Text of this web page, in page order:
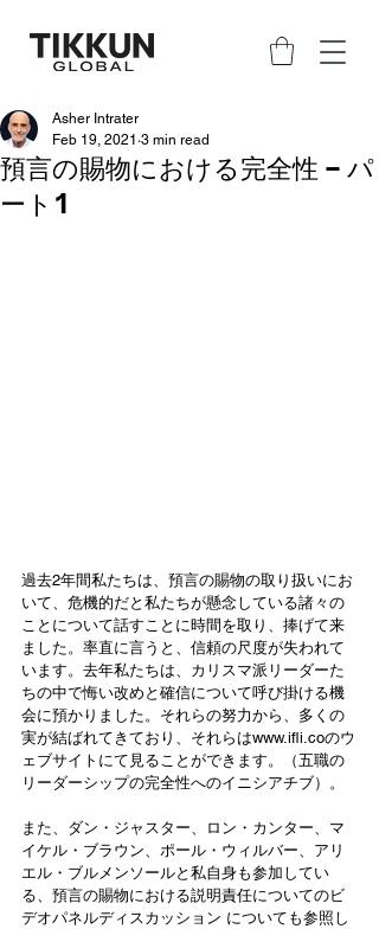
預言の賜物における完全性 – パ
ート1
Asher Intrater
Feb 19, 2021 3 min read
過去2年間私たちは、預言の賜物の取り扱いにお
いて、危機的だと私たちが懸念している諸々の
ことについて話すことに時間を取り、捧げて来
ました。率直に言うと、信頼の尺度が失われて
います。去年私たちは、カリスマ派リーダーた
ちの中で悔い改めと確信について呼び掛ける機
会に預かりました。それらの努力から、多くの
実が結ばれてきており、それらはwww.ifli.coのウ
ェブサイトにて見ることができます。（五職の
リーダーシップの完全性へのイニシアチブ）。
また、ダン・ジャスター、ロン・カンター、マ
イケル・ブラウン、ポール・ウィルバー、アリ
エル・ブルメンソールと私自身も参加してい
る、預言の賜物における説明責任についてのビ
デオパネルディスカッション についても参照し